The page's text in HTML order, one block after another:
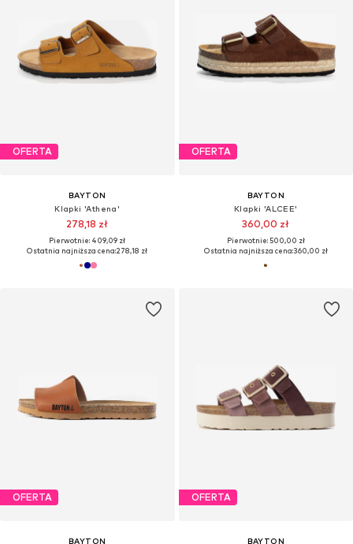
OFERTA
BAYTON
Klapki 'Athena'
278,18 zł
Pierwotnie: 409,09 zł
Ostatnia najniższa cena:278,18 zł
OFERTA
BAYTON
Klapki 'ALCEE'
360,00 zł
Pierwotnie: 500,00 zł
Ostatnia najniższa cena:360,00 zł
OFERTA
BAYTON
OFERTA
BAYTON